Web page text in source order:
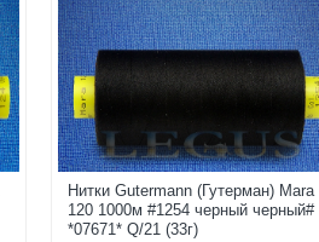
Нитки Gutermann (Гутерман) Mara
120 1000м #1254 черный черный#
*07671* Q/21 (33г)